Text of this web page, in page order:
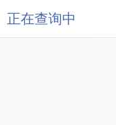
正在查询中